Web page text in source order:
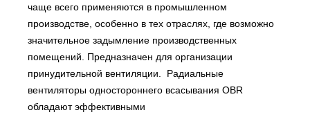
чаще всего применяются в промышленном
производстве, особенно в тех отраслях, где возможно
значительное задымление производственных
помещений. Предназначен для организации
принудительной вентиляции. Радиальные
вентиляторы одностороннего всасывания OBR
обладают эффективными